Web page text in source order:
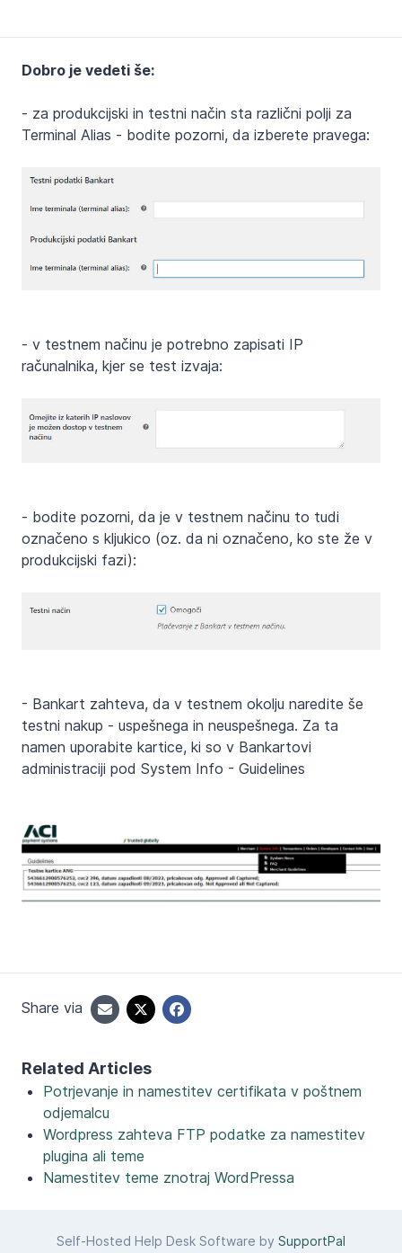
Dobro je vedeti še:
- za produkcijski in testni način sta različni polji za
Terminal Alias - bodite pozorni, da izberete pravega:
- v testnem načinu je potrebno zapisati IP
računalnika, kjer se test izvaja:
- bodite pozorni, da je v testnem načinu to tudi
označeno s kljukico (oz. da ni označeno, ko ste že v
produkcijski fazi):
- Bankart zahteva, da v testnem okolju naredite še
testni nakup - uspešnega in neuspešnega. Za ta
namen uporabite kartice, ki so v Bankartovi
administraciji pod System Info - Guidelines
Share via
Related Articles
Potrjevanje in namestitev certifikata v poštnem
odjemalcu
Wordpress zahteva FTP podatke za namestitev
plugina ali teme
Namestitev teme znotraj WordPressa
Self-Hosted Help Desk Software by SupportPal